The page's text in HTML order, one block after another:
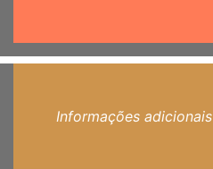
Informações adicionais